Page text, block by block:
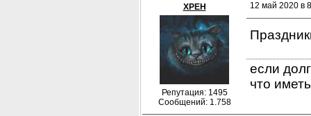
XPEH
Репутация: 1495
Сообщений: 1.758
12 май 2020 в
если
что